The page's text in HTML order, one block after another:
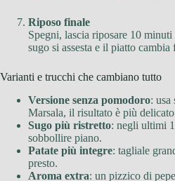
Riposo finale
Spegni, lascia riposare 10
sugo si assesta e il piatto cambia
Varianti e trucchi che cambiano tutto
Versione senza pomodoro: usa
Marsala, il risultato è più
Sugo più ristretto: negli ultimi
sobbollire piano.
Patate più integre: tagliale
presto.
Aroma extra: un pizzico di